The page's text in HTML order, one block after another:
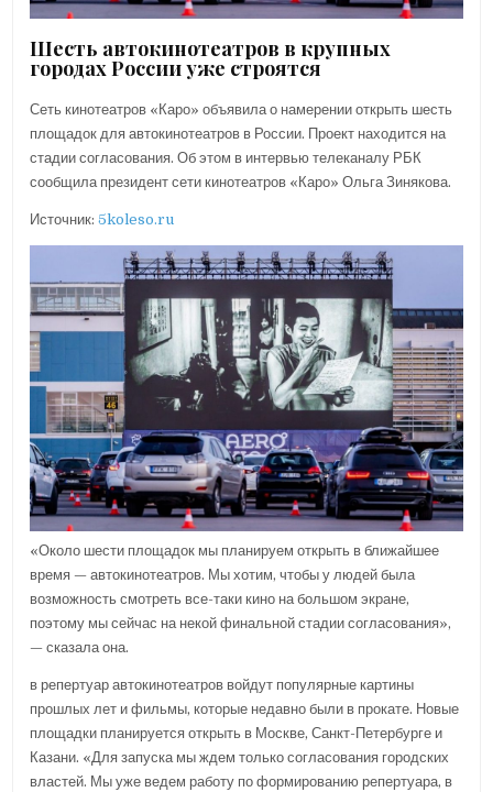
Шесть автокинотеатров в крупных
городах России уже строятся
Сеть кинотеатров «Каро» объявила о намерении открыть шесть
площадок для автокинотеатров в России. Проект находится на
стадии согласования. Об этом в интервью телеканалу РБК
сообщила президент сети кинотеатров «Каро» Ольга Зинякова.
Источник:5koleso.ru
«Около шести площадок мы планируем открыть в ближайшее
время — автокинотеатров. Мы хотим, чтобы у людей была
возможность смотреть все-таки кино на большом экране,
поэтому мы сейчас на некой финальной стадии согласования»,
— сказала она.
в репертуар автокинотеатров войдут популярные картины
прошлых лет и фильмы, которые недавно были в прокате. Новые
площадки планируется открыть в Москве, Санкт-Петербурге и
Казани. «Для запуска мы ждем только согласования городских
властей. Мы уже ведем работу по формированию репертуара, в